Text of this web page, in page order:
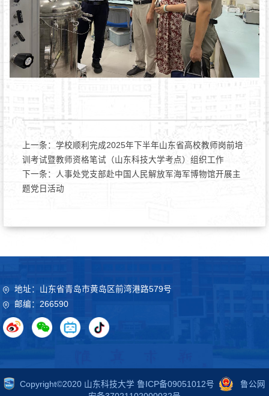
上一条： 学校顺利完成2025年下半年山东省高校教师岗前培
训考试暨教师资格笔试（山东科技大学考点）组织工作
下一条：
人事处党支部赴中国人民解放军海军博物馆开展主
题党日活动
地址：山东省青岛市黄岛区前湾港路579号
邮编：266590
Copyright©2020 山东科技大学 鲁ICP备09051012号
鲁公网